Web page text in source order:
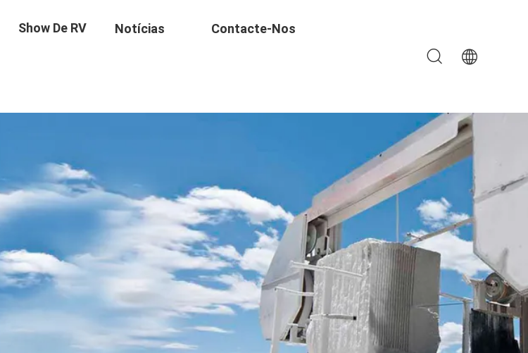
Show De RV Notícias Contacte-Nos